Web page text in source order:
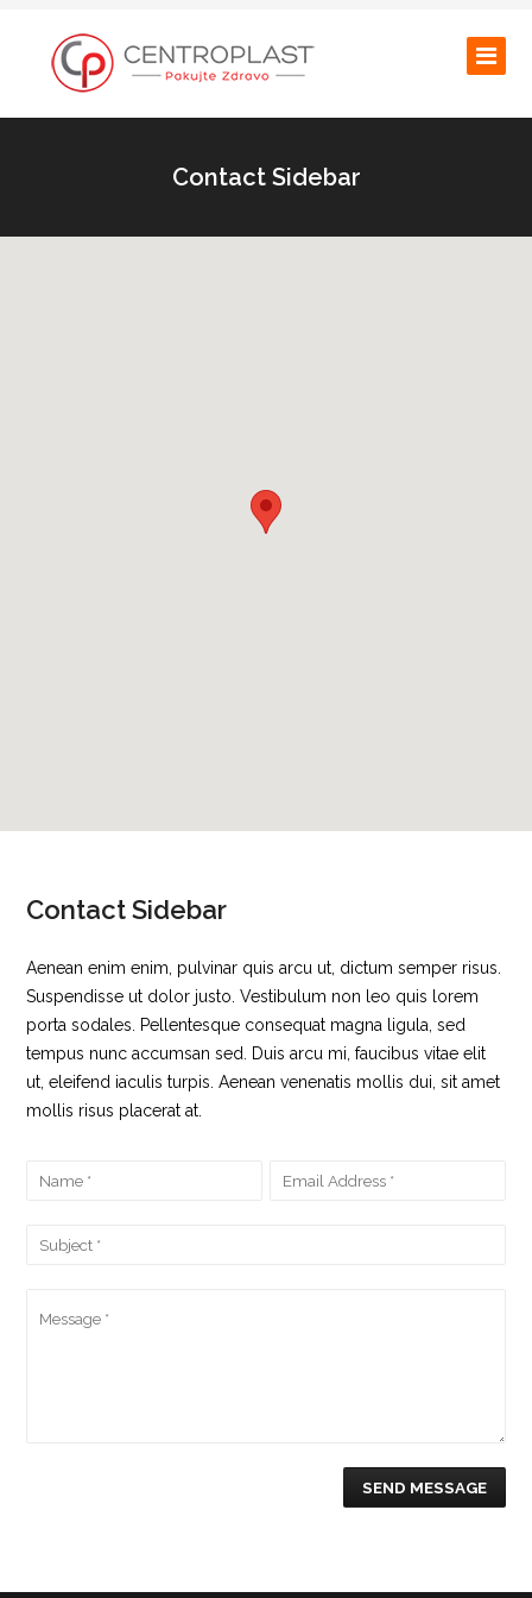
Contact Sidebar
Contact Sidebar
Aenean enim enim, pulvinar quis arcu ut, dictum semper risus.
Suspendisse ut dolor justo. Vestibulum non leo quis lorem
porta sodales. Pellentesque consequat magna ligula, sed
tempus nunc accumsan sed. Duis arcu mi, faucibus vitae elit
ut, eleifend iaculis turpis. Aenean venenatis mollis dui, sit amet
mollis risus placerat at.
SEND MESSAGE